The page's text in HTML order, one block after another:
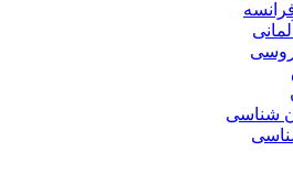
شناسی